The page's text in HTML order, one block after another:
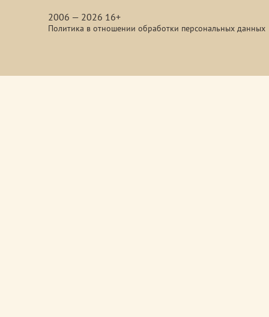
2006 — 2026 16+
Политика в отношении обработки персональных данных